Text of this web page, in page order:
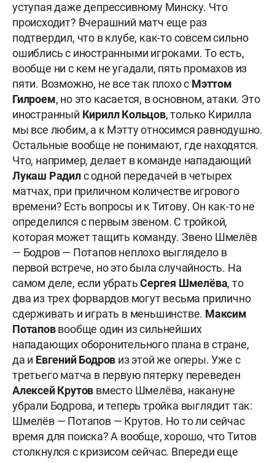
уступая даже депрессивному Минску. Что
происходит? Вчерашний матч еще раз
подтвердил, что в клубе, как-то совсем сильно
ошиблись с иностранными игроками. То есть,
вообще ни с кем не угадали, пять промахов из
пяти. Возможно, не все так плохо с Мэттом
Гилроем, но это касается, в основном, атаки. Это
иностранный Кирилл Кольцов, только Кирилла
мы все любим, а к Мэтту относимся равнодушно.
Остальные вообще не понимают, где находятся.
Что, например, делает в команде нападающий
Лукаш Радилс одной передачей в четырех
матчах, при приличном количестве игрового
времени? Есть вопросы и к Титову. Он как-то не
определился с первым звеном. С тройкой,
которая может тащить команду. Звено Шмелёв
— Бодров — Потапов неплохо выглядело в
первой встрече, но это была случайность. На
самом деле, если убратьСергея Шмелёва, то
два из трех форвардов могут весьма прилично
сдерживать и играть в меньшинстве. Максим
Потаповвообще один из сильнейших
нападающих оборонительного плана в стране,
да и Евгений Бодров из этой же оперы. Уже с
третьего матча в первую пятерку переведен
Алексей Крутов вместо Шмелёва, накануне
убрали Бодрова, и теперь тройка выглядит так:
Шмелёв — Потапов — Крутов. Но то ли сейчас
время для поиска? А вообще, хорошо, что Титов
столкнулся с кризисом сейчас. Впереди еще